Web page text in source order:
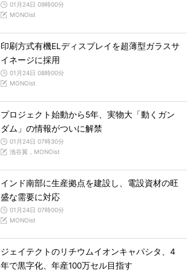
01月24日 09時00分
MONOist
印刷方式有機ELディスプレイを超薄型ガラスサ
イネージに採用
01月24日 08時00分
MONOist
プロジェクト始動から5年、実物大「動くガン
ダム」の情報がついに解禁
01月24日 07時30分
池谷翼，MONOist
インド南部に生産拠点を建設し、電設資材の旺
盛な需要に対応
01月24日 07時00分
MONOist
ジェイテクトのリチウムイオンキャパシタ、4
年で黒字化、年産100万セル目指す